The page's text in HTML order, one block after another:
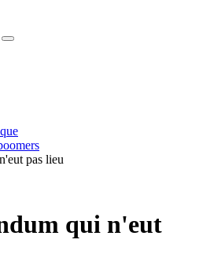
pas lieu
qui n'eut